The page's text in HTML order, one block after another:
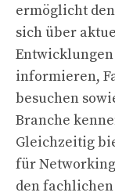
ermöglicht
sich über
informieren,
besuchen
Branche
Gleichzeitig
für
den